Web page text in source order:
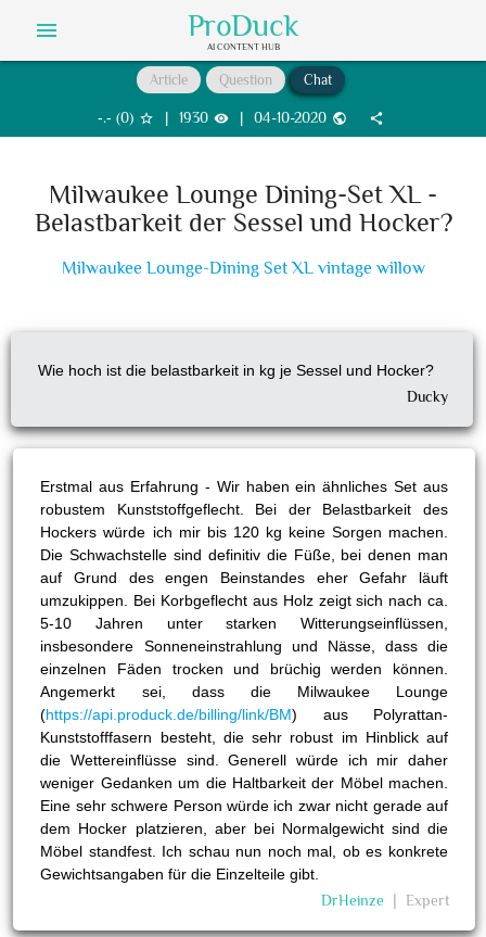
menu ProDuck
AI CONTENT HUB
Article Question Chat
‐.‐ (0) star_border | 1930 visibility | 04-10-2020 public share
Milwaukee Lounge Dining-Set XL -
Belastbarkeit der Sessel und Hocker?
Milwaukee Lounge-Dining Set XL vintage willow
Wie hoch ist die belastbarkeit in kg je Sessel und Hocker?
Ducky
Erstmal aus Erfahrung - Wir haben ein ähnliches Set aus
robustem Kunststoffgeflecht. Bei der Belastbarkeit des
Hockers würde ich mir bis 120 kg keine Sorgen machen.
Die Schwachstelle sind definitiv die Füße, bei denen man
auf Grund des engen Beinstandes eher Gefahr läuft
umzukippen. Bei Korbgeflecht aus Holz zeigt sich nach ca.
5-10 Jahren unter starken Witterungseinflüssen,
insbesondere Sonneneinstrahlung und Nässe, dass die
einzelnen Fäden trocken und brüchig werden können.
Angemerkt sei, dass die Milwaukee Lounge
(https://api.produck.de/billing/link/BM) aus Polyrattan-
Kunststofffasern besteht, die sehr robust im Hinblick auf
die Wettereinflüsse sind. Generell würde ich mir daher
weniger Gedanken um die Haltbarkeit der Möbel machen.
Eine sehr schwere Person würde ich zwar nicht gerade auf
dem Hocker platzieren, aber bei Normalgewicht sind die
Möbel standfest. Ich schau nun noch mal, ob es konkrete
Gewichtsangaben für die Einzelteile gibt.
DrHeinze
Expert